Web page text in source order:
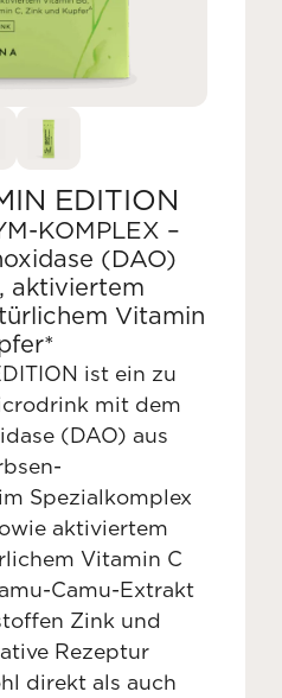
EDITION
KOMPLEX –
(DAO)
aktiviertem
Vitamin
ist ein zu
mit dem
(DAO) aus
Spezialkomplex
aktiviertem
Vitamin C
Camu-Extrakt
Zink und
Rezeptur
direkt als auch